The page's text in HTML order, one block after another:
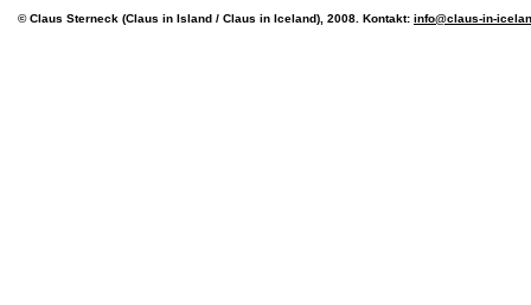
© Claus Sterneck (Claus in Island / Claus in Iceland), 2008. Kontakt: info@claus-in-